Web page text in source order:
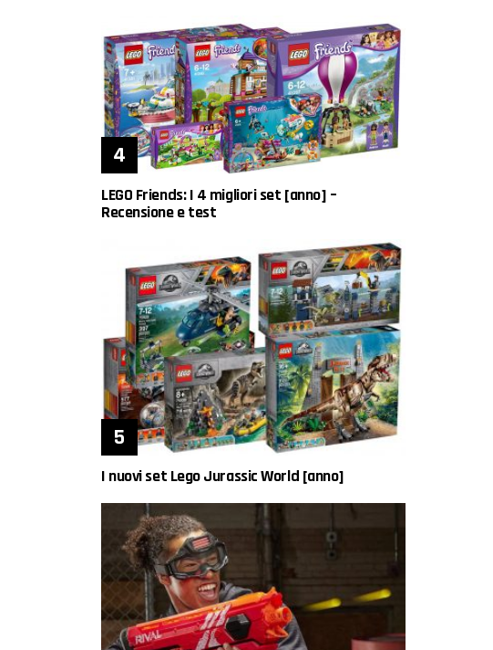
LEGO Friends: I 4 migliori set [anno] –
Recensione e test
I nuovi set Lego Jurassic World [anno]